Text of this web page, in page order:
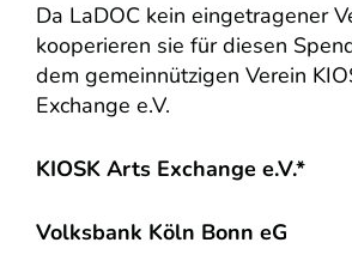
Da LaDOC kein eingetragener
kooperieren sie für diesen
dem gemeinnützigen Verein
Exchange e.V.
KIOSK Arts Exchange e.V.*
Volksbank Köln Bonn eG